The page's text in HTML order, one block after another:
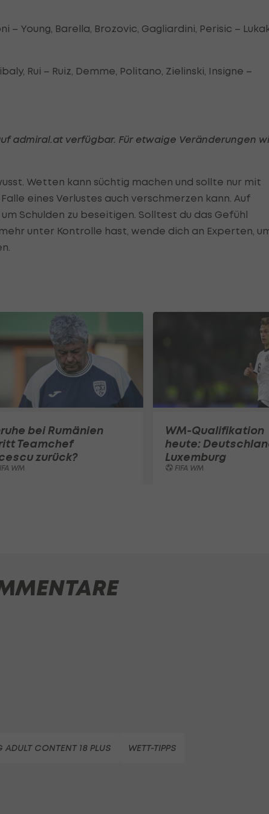
– Young, Barella, Brozovic, Gagliardini, Perisic –
Rui – Ruiz, Demme, Politano, Zielinski, Insigne –
admiral.at verfügbar. Für etwaige Veränderungen
Wetten kann süchtig machen und sollte nur mit
eines Verlustes auch verschmerzen kann. Auf
Schulden zu beseitigen. Solltest du das Gefühl
unter Kontrolle hast, wende dich an Experten,
bei Rumänien
Teamchef
zurück?
WM
WM-Qualifikation
heute:
Luxemburg
FIFA WM
ADULT CONTENT 18 PLUS WETT-TIPPS